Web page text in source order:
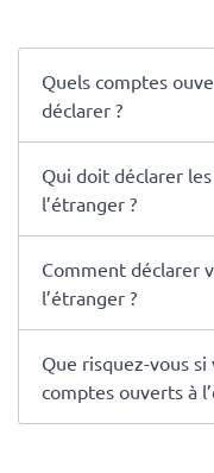
Quels comptes
déclarer ?
Qui doit déclarer
l’étranger ?
Comment déclarer
l’étranger ?
Que risquez-vous si
comptes ouverts à